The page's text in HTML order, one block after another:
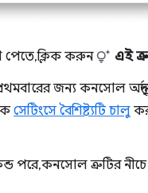
পেতে, ক্লিক করুন এই
জন্য কনসোল
সেটিংসে বৈশিষ্ট্যটি চালু
পরে, কনসোল ত্রুটির নীচে